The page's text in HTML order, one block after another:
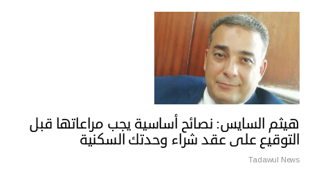
هيثم السايس: نصائح أساسية يجب مراعاتها قبل
التوقيع على عقد شراء وحدتك السكنية
Tadawul News